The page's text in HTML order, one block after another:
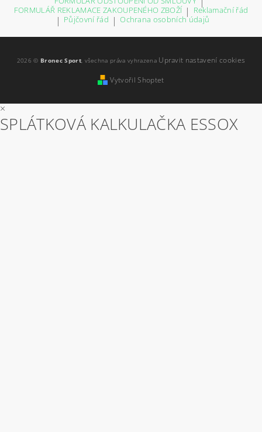
FORMULÁŘ REKLAMACE ZAKOUPENÉHO ZBOŽÍ | Reklamační řád
| Půjčovní řád | Ochrana osobních údajů
2026 © Bronec Sport, všechna práva vyhrazena Upravit nastavení cookies
Vytvořil Shoptet
×
SPLÁTKOVÁ KALKULAČKA ESSOX